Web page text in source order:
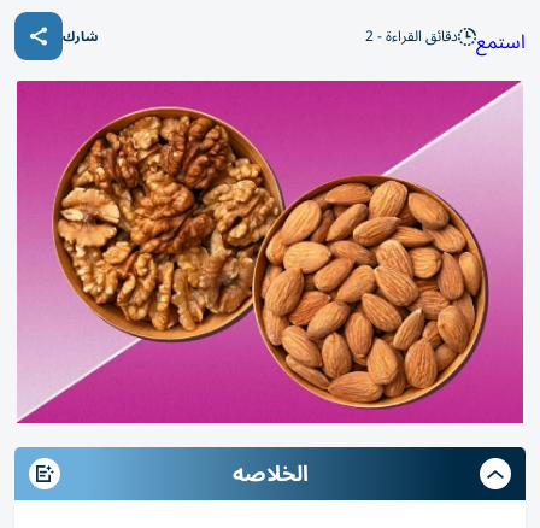
استمع دقائق القراءة - 2 شارك
الخلاصه